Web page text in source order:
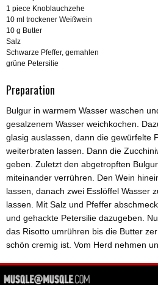
1 piece Knoblauchzehe
10 ml trockener Weißwein
10 g Butter
Salz
Schwarze Pfeffer, gemahlen
grüne Petersilie
Preparation
Bulgur in warmem Wasser waschen
gesalzenem Wasser weichkochen.
glasig auslassen, dann die gewürfelte
weiterbraten lassen. Dann die
geben. Zuletzt den abgetropften
miteinander verrühren. Den Wein
lassen, danach zwei Esslöffel Wasser
lassen. Mit Salz und Pfeffer
und gehackte Petersilie dazugeben.
das Risotto umrühren bis die Butter
schön cremig ist. Vom Herd nehmen